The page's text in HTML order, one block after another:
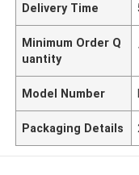
Delivery Time
Minimum Order Q
uantity
Model Number
Packaging Details